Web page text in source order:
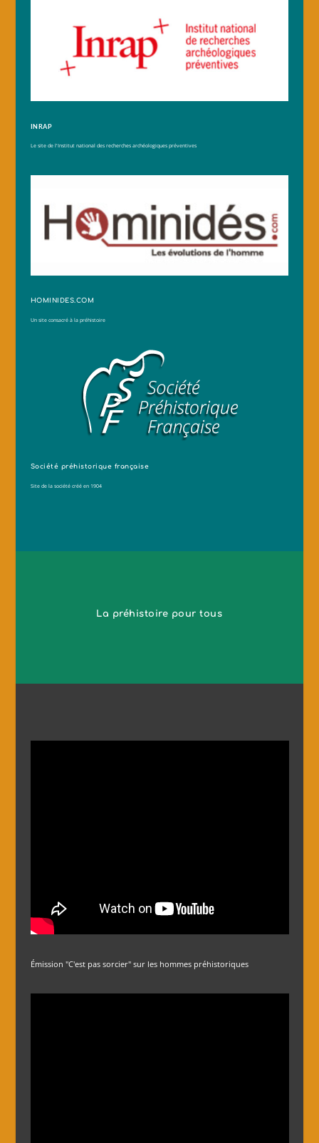
INRAP
Le site de l'Institut national des recherches archéologiques préventives
HOMINIDES.COM
Un site consacré à la préhistoire
Société préhistorique française
Site de la société créé en 1904
La préhistoire pour tous
Émission "C'est pas sorcier" sur les hommes préhistoriques